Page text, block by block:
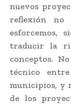
nuevos
reflexión
esforcemos,
traducir la
conceptos.
técnico
municipios, y
de los